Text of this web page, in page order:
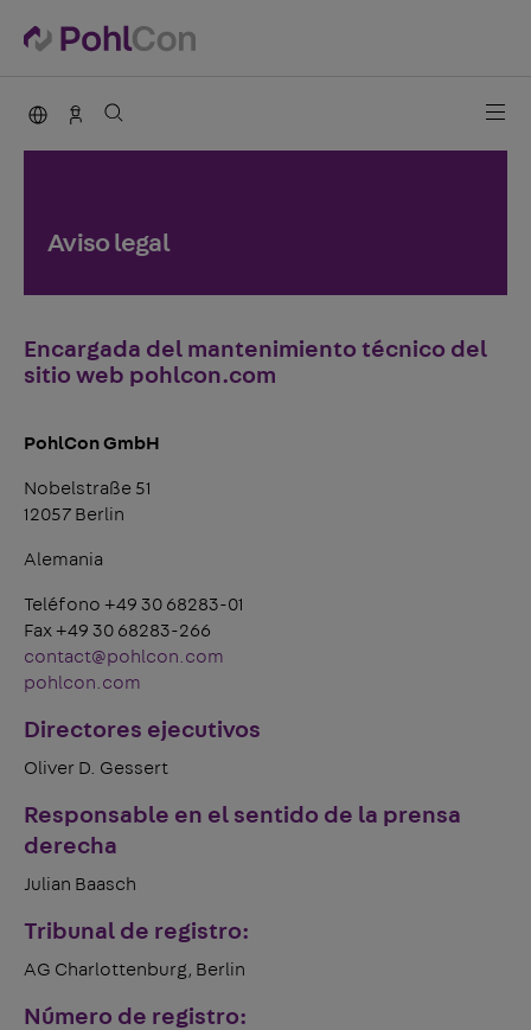
PohlCon international
Vertrieb Deutschland
Aviso legal
Encargada del mantenimiento técnico del
sitio web pohlcon.com
PohlCon GmbH
Nobelstraße 51
12057 Berlin
Alemania
Teléfono +49 30 68283-01
Fax +49 30 68283-266
contact@pohlcon.com
pohlcon.com
Directores ejecutivos
Oliver D. Gessert
Responsable en el sentido de la prensa
derecha
Julian Baasch
Tribunal de registro:
AG Charlottenburg, Berlin
Número de registro: